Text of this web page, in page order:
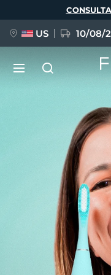
principal
US 10/08/
NOVIDADE
FAQ™ Pure
BREAKING NEWS
issa™ Teeth
Français
简